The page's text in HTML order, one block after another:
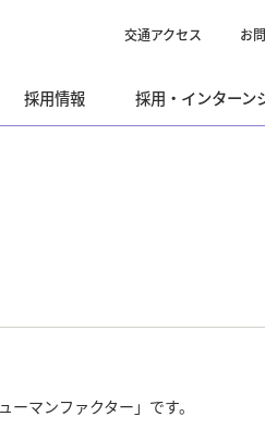
交通アクセス お
採用情報 採用・インターン
マンファクター」です。